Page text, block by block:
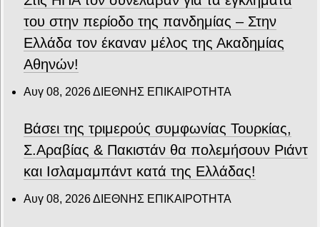
του στην περίοδο της πανδημίας – Στην
Ελλάδα τον έκαναν μέλος της Ακαδημίας
Αθηνών!
Αυγ 08, 2026ΔΙΕΘΝΗΣ ΕΠΙΚΑΙΡΟΤΗΤΑ
Βάσει της τριμερούς συμφωνίας Τουρκίας,
Σ.Αραβίας & Πακιστάν θα πολεμήσουν Ριάντ
και Ισλαμαμπάντ κατά της Ελλάδας!
Αυγ 08, 2026ΔΙΕΘΝΗΣ ΕΠΙΚΑΙΡΟΤΗΤΑ